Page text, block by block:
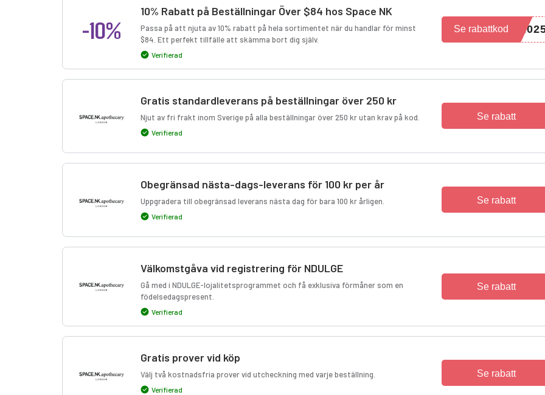
-10%
10% Rabatt på Beställningar Över $84 hos Space NK
Passa på att njuta av 10% rabatt på hela sortimentet när du handlar för minst
$84. Ett perfekt tillfälle att skämma bort dig själv.
Verifierad
Se rabattkod
Gratis standardleverans på beställningar över 250 kr
Njut av fri frakt inom Sverige på alla beställningar över 250 kr utan krav på kod.
Verifierad
Se rabatt
Obegränsad nästa-dags-leverans för 100 kr per år
Uppgradera till obegränsad leverans nästa dag för bara 100 kr årligen.
Verifierad
Se rabatt
Välkomstgåva vid registrering för NDULGE
Gå med i NDULGE-lojalitetsprogrammet och få exklusiva förmåner som en
födelsedagspresent.
Verifierad
Se rabatt
Gratis prover vid köp
Välj två kostnadsfria prover vid utcheckning med varje beställning.
Verifierad
Se rabatt